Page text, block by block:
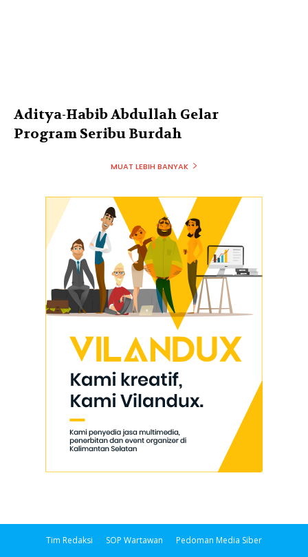
Aditya-Habib Abdullah Gelar
Program Seribu Burdah
MUAT LEBIH BANYAK
Tim Redaksi SOP Wartawan Pedoman Media Siber